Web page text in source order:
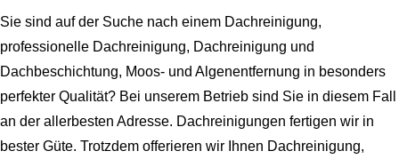
Sie sind auf der Suche nach einem Dachreinigung,
professionelle Dachreinigung, Dachreinigung und
Dachbeschichtung, Moos- und Algenentfernung in besonders
perfekter Qualität? Bei unserem Betrieb sind Sie in diesem Fall
an der allerbesten Adresse. Dachreinigungen fertigen wir in
bester Güte. Trotzdem offerieren wir Ihnen Dachreinigung,